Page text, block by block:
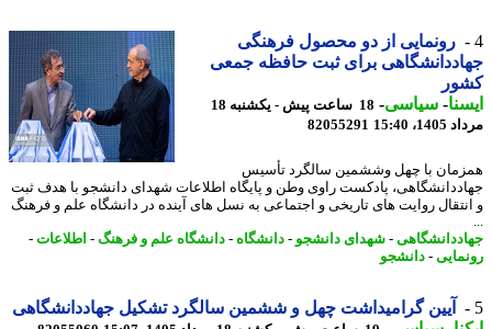
رونمایی از دو محصول فرهنگی
برای ثبت حافظه جمعی
-سیاسی-
18 ساعت پیش - یکشنبه 18
15:40
82055291
با چهل وششمین سالگرد تأسیس
پادکست راوی وطن و پایگاه اطلاعات شهدای دانشجو با هدف ثبت
روایت های تاریخی و اجتماعی به نسل های آینده در دانشگاه علم و فرهنگ
-شهدای دانشجو-دانشگاه-دانشگاه علم و فرهنگ -اطلاعات-
-دانشجو
آیین گرامیداشت چهل و ششمین سالگرد تشکیل جهاددانشگاهی